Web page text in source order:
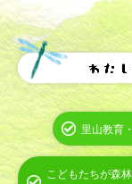
里山教育
こどもたちが森